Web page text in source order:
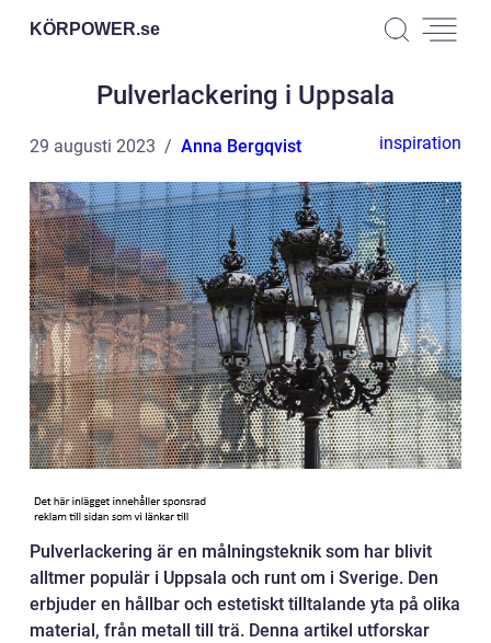
KÖRPOWER.se
Pulverlackering i Uppsala
29 augusti 2023 Anna Bergqvist inspiration
Pulverlackering är en målningsteknik som har blivit
alltmer populär i Uppsala och runt om i Sverige. Den
erbjuder en hållbar och estetiskt tilltalande yta på olika
material, från metall till trä. Denna artikel utforskar